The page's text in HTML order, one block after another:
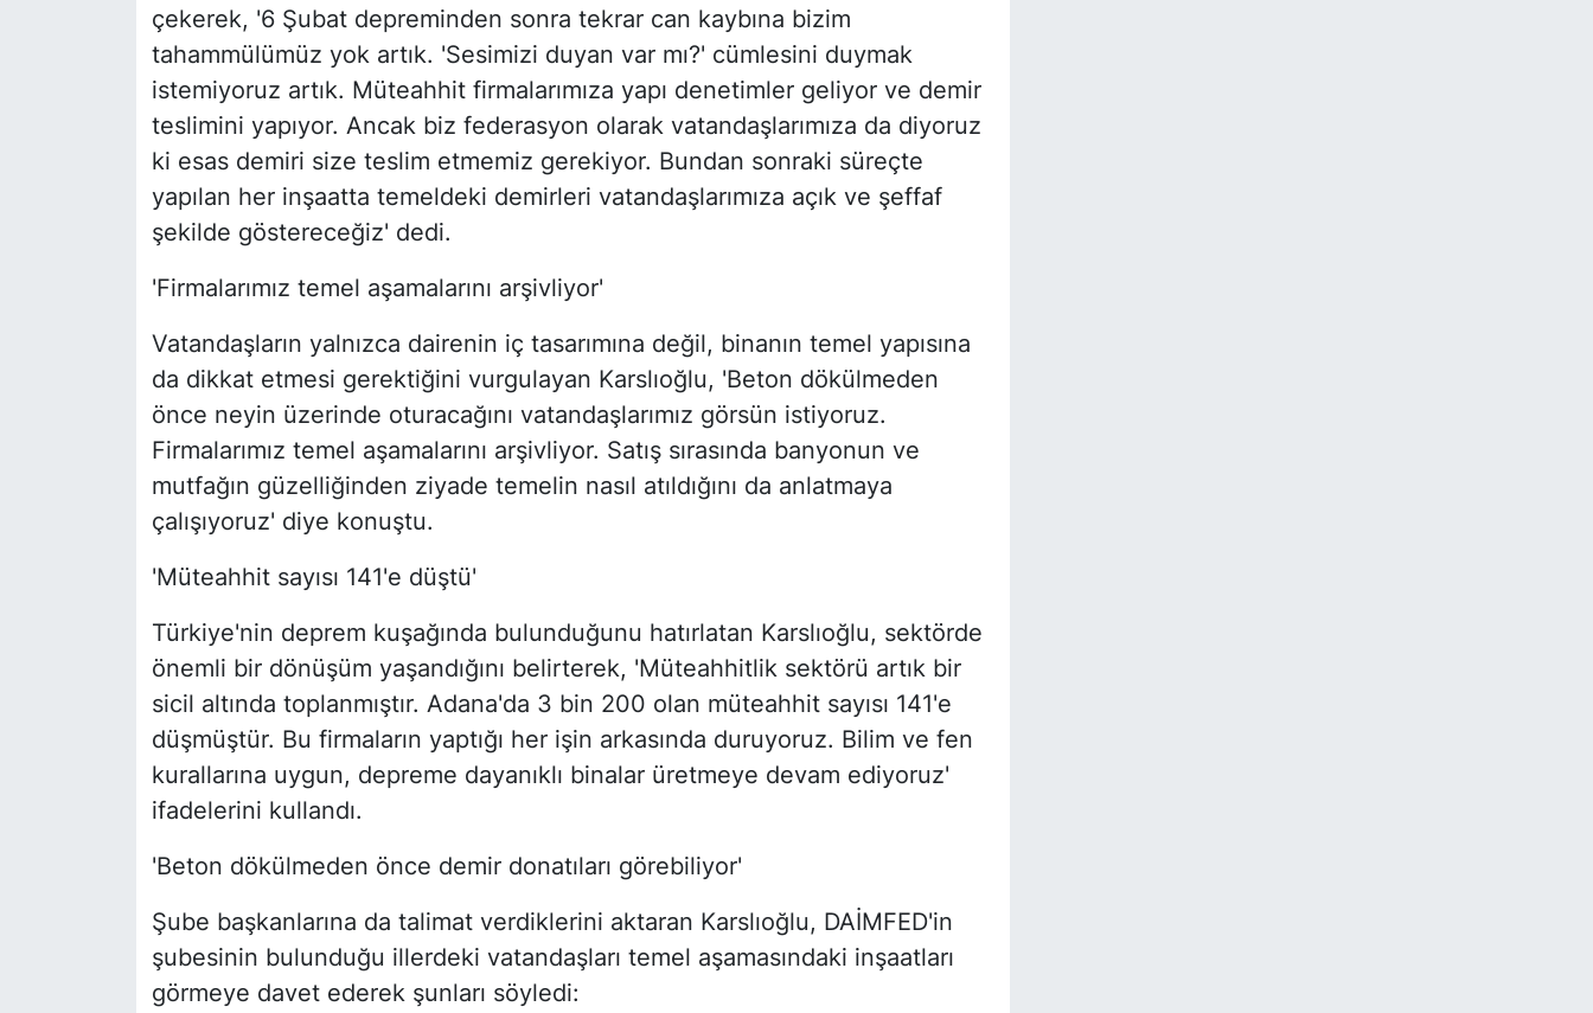
çekerek, '6 Şubat depreminden sonra tekrar can kaybına bizim
tahammülümüz yok artık. 'Sesimizi duyan var mı?' cümlesini duymak
istemiyoruz artık. Müteahhit firmalarımıza yapı denetimler geliyor ve demir
teslimini yapıyor. Ancak biz federasyon olarak vatandaşlarımıza da diyoruz
ki esas demiri size teslim etmemiz gerekiyor. Bundan sonraki süreçte
yapılan her inşaatta temeldeki demirleri vatandaşlarımıza açık ve şeffaf
şekilde göstereceğiz' dedi.
'Firmalarımız temel aşamalarını arşivliyor'
Vatandaşların yalnızca dairenin iç tasarımına değil, binanın temel yapısına
da dikkat etmesi gerektiğini vurgulayan Karslıoğlu, 'Beton dökülmeden
önce neyin üzerinde oturacağını vatandaşlarımız görsün istiyoruz.
Firmalarımız temel aşamalarını arşivliyor. Satış sırasında banyonun ve
mutfağın güzelliğinden ziyade temelin nasıl atıldığını da anlatmaya
çalışıyoruz' diye konuştu.
'Müteahhit sayısı 141'e düştü'
Türkiye'nin deprem kuşağında bulunduğunu hatırlatan Karslıoğlu, sektörde
önemli bir dönüşüm yaşandığını belirterek, 'Müteahhitlik sektörü artık bir
sicil altında toplanmıştır. Adana'da 3 bin 200 olan müteahhit sayısı 141'e
düşmüştür. Bu firmaların yaptığı her işin arkasında duruyoruz. Bilim ve fen
kurallarına uygun, depreme dayanıklı binalar üretmeye devam ediyoruz'
ifadelerini kullandı.
'Beton dökülmeden önce demir donatıları görebiliyor'
Şube başkanlarına da talimat verdiklerini aktaran Karslıoğlu, DAİMFED'in
şubesinin bulunduğu illerdeki vatandaşları temel aşamasındaki inşaatları
görmeye davet ederek şunları söyledi: